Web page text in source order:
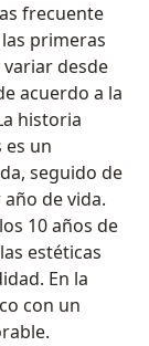
frecuente
primeras
desde
acuerdo a la
historia
un
seguido de
de vida.
10 años de
estéticas
En la
con un